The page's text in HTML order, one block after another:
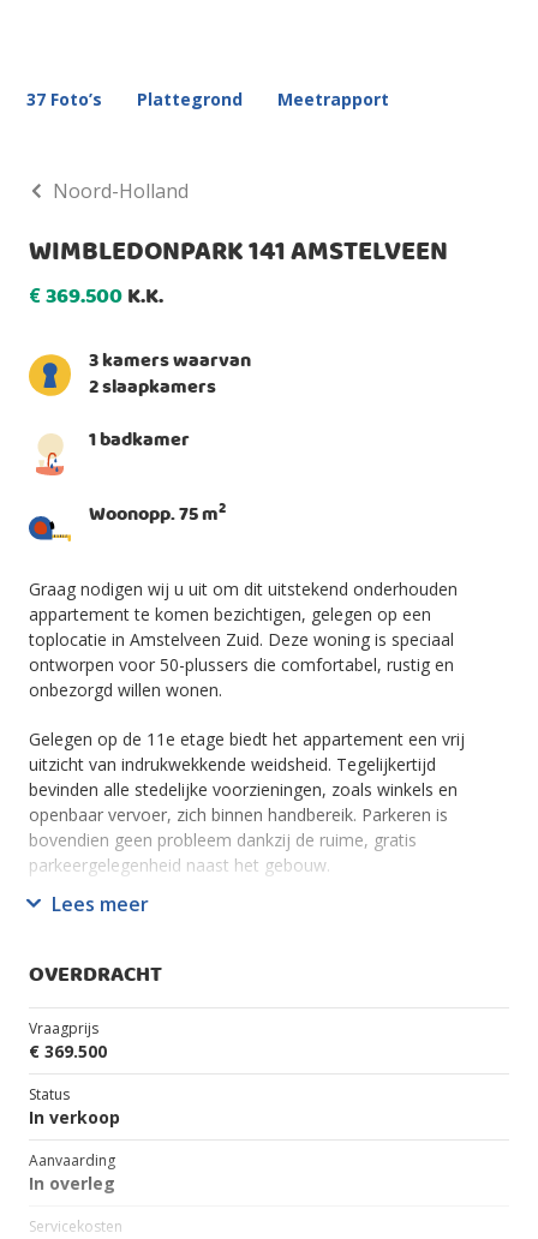
37 Foto’s Plattegrond Meetrapport
Noord-Holland
WIMBLEDONPARK 141 AMSTELVEEN
€369.500K.K.
3 kamers waarvan
2 slaapkamers
1 badkamer
Woonopp. 75 m2
Graag nodigen wij u uit om dit uitstekend onderhouden
appartement te komen bezichtigen, gelegen op een
toplocatie in Amstelveen Zuid. Deze woning is speciaal
ontworpen voor 50-plussers die comfortabel, rustig en
onbezorgd willen wonen.
Gelegen op de 11e etage biedt het appartement een vrij
uitzicht van indrukwekkende weidsheid. Tegelijkertijd
bevinden alle stedelijke voorzieningen, zoals winkels en
openbaar vervoer, zich binnen handbereik. Parkeren is
bovendien geen probleem dankzij de ruime, gratis
parkeergelegenheid naast het gebouw.
Het interieur is in 2018 volledig en stijlvol gerenoveerd. De
benodigde inbouwapparatuur en een moderne, efficiënt
en afgewerkt met een fraaie houtlook PVC-vloer. Een
elegante glazen deur scheidt de woonkamer van de gang,
wat zorgt voor extra licht en een ruimtelijk gevoel. Aan het
plafond zijn energiebesparende infraroodpanelen
aangebracht, een modern alternatief voor de traditionele
blokverwarming.
Het zonnige balkon op het zuiden is voorzien van een
uitschuifbare horconstructie en elektrisch bedienbare
Lees meer
OVERDRACHT
Vraagprijs
€ 369.500
Status
In verkoop
Aanvaarding
In overleg
Servicekosten